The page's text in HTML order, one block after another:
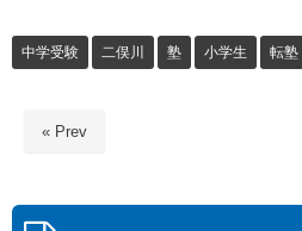
中学受験 二俣川 塾 小学生 転塾
« Prev